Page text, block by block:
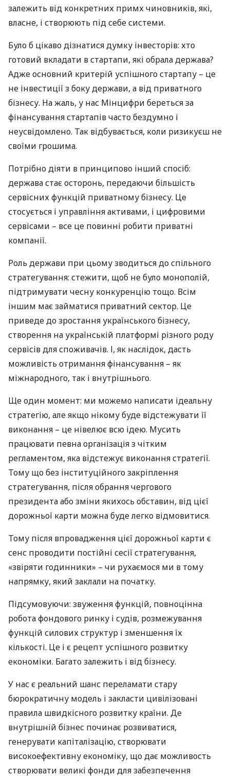
залежить від конкретних примх чиновників, які,
власне, і створюють під себе системи.
Було б цікаво дізнатися думку інвесторів: хто
готовий вкладати в стартапи, які обрала держава?
Адже основний критерій успішного стартапу – це
не інвестиції з боку держави, а від приватного
бізнесу. На жаль, у нас Мінцифри береться за
фінансування стартапів часто бездумно і
неусвідомлено. Так відбувається, коли ризикуєш не
своїми грошима.
Потрібно діяти в принципово інший спосіб:
держава стає осторонь, передаючи більшість
сервісних функцій приватному бізнесу. Це
стосується і управління активами, і цифровими
сервісами – все це повинні робити приватні
компанії.
Роль держави при цьому зводиться до спільного
стратегування: стежити, щоб не було монополій,
підтримувати чесну конкуренцію тощо. Всім
іншим має займатися приватний сектор. Це
приведе до зростання українського бізнесу,
створення на українській платформі різного роду
сервісів для споживачів. І, як наслідок, дасть
можливість отримання фінансування – як
міжнародного, так і внутрішнього.
Ще один момент: ми можемо написати ідеальну
стратегію, але якщо нікому буде відстежувати її
виконання – це нівелює всю ідею. Мусить
працювати певна організація з чітким
регламентом, яка відстежує виконання стратегії.
Тому що без інституційного закріплення
стратегування, після обрання чергового
президента або зміни якихось обставин, від цієї
дорожньої карти можна буде легко відмовитися.
Тому після впровадження цієї дорожньої карти є
сенс проводити постійні сесії стратегування,
«звіряти годинники» – чи рухаємося ми в тому
напрямку, який заклали на початку.
Підсумовуючи: звуження функцій, повноцінна
робота фондового ринку і судів, розмежування
функцій силових структур і зменшення їх
кількості. Це і є рецепт успішного розвитку
економіки. Багато залежить і від бізнесу.
У нас є реальний шанс переламати стару
бюрократичну модель і закласти цивілізовані
правила швидкісного розвитку країни. Де
внутрішній бізнес починає розвиватися,
генерувати капіталізацію, створювати
високоефективну економіку, що дає можливость
створювати великі фонди для забезпечення